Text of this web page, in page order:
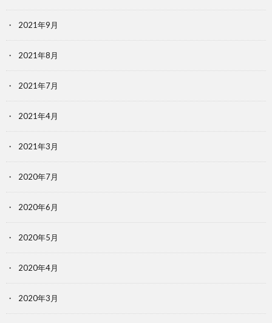
2021年9月
2021年8月
2021年7月
2021年4月
2021年3月
2020年7月
2020年6月
2020年5月
2020年4月
2020年3月